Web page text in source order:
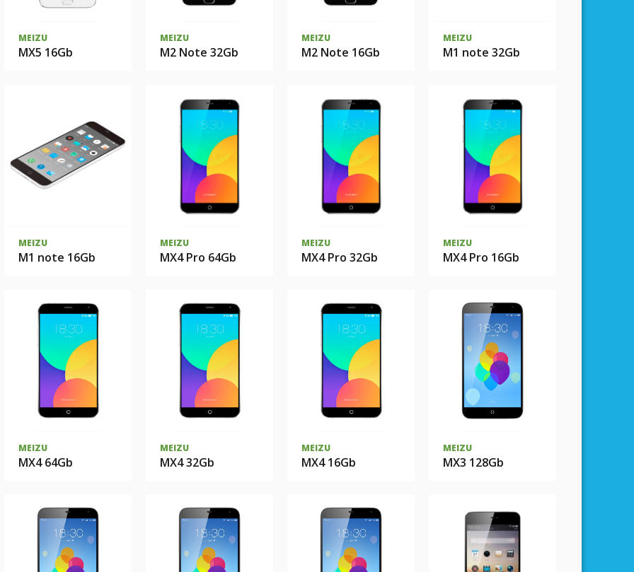
MEIZU
MX5 16Gb
MEIZU
M2 Note 32Gb
MEIZU
M2 Note 16Gb
MEIZU
M1 note 32Gb
MEIZU
M1 note 16Gb
MEIZU
MX4 Pro 64Gb
MEIZU
MX4 Pro 32Gb
MEIZU
MX4 Pro 16Gb
MEIZU
MX4 64Gb
MEIZU
MX4 32Gb
MEIZU
MX4 16Gb
MEIZU
MX3 128Gb